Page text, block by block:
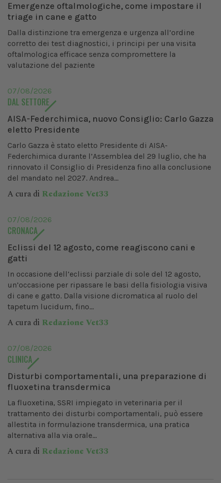
Emergenze oftalmologiche, come impostare il
triage in cane e gatto
Dalla distinzione tra emergenza e urgenza all’ordine
corretto dei test diagnostici, i principi per una visita
oftalmologica efficace senza compromettere la
valutazione del paziente
07/08/2026
DAL SETTORE
AISA-Federchimica, nuovo Consiglio: Carlo Gazza
eletto Presidente
Carlo Gazza è stato eletto Presidente di AISA-
Federchimica durante l’Assemblea del 29 luglio, che ha
rinnovato il Consiglio di Presidenza fino alla conclusione
del mandato nel 2027. Andrea...
A cura di Redazione Vet33
07/08/2026
CRONACA
Eclissi del 12 agosto, come reagiscono cani e
gatti
In occasione dell’eclissi parziale di sole del 12 agosto,
un’occasione per ripassare le basi della fisiologia visiva
di cane e gatto. Dalla visione dicromatica al ruolo del
tapetum lucidum, fino...
A cura di Redazione Vet33
07/08/2026
CLINICA
Disturbi comportamentali, una preparazione di
fluoxetina transdermica
La fluoxetina, SSRI impiegato in veterinaria per il
trattamento dei disturbi comportamentali, può essere
allestita in formulazione transdermica, una pratica
alternativa alla via orale...
A cura di Redazione Vet33